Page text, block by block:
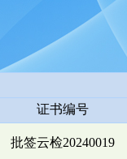
证书编号
批签云检20240019